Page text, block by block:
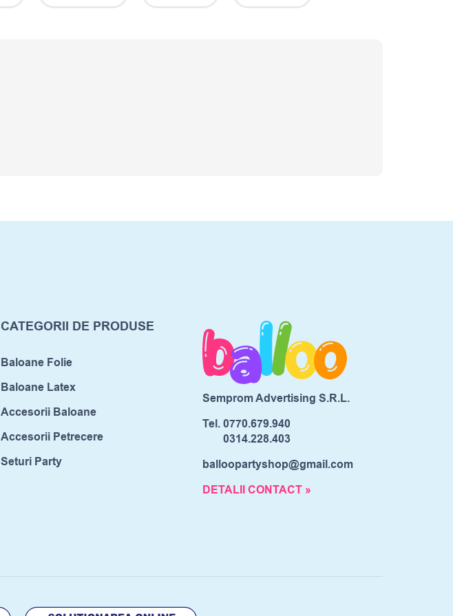
CATEGORII DE PRODUSE
Baloane Folie
Baloane Latex
Accesorii Baloane
Accesorii Petrecere
Seturi Party
Semprom Advertising S.R.L.
Tel.0770.679.940
0314.228.403
balloopartyshop@gmail.com
DETALII CONTACT »